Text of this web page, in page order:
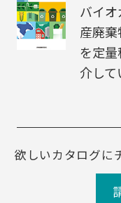
バイ
産廃
を定
介して
欲しいカタログに